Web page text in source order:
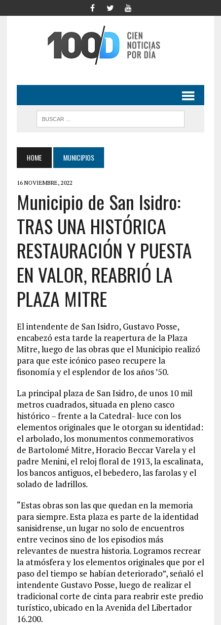
HOME MUNICIPIOS
16 NOVIEMBRE, 2022
Municipio de San Isidro:
TRAS UNA HISTÓRICA
RESTAURACIÓN Y PUESTA
EN VALOR, REABRIÓ LA
PLAZA MITRE
El intendente de San Isidro, Gustavo Posse,
encabezó esta tarde la reapertura de la Plaza
Mitre, luego de las obras que el Municipio realizó
para que este icónico paseo recupere la
fisonomía y el esplendor de los años ’50.
La principal plaza de San Isidro, de unos 10 mil
metros cuadrados, situada en pleno casco
histórico – frente a la Catedral- luce con los
elementos originales que le otorgan su identidad:
el arbolado, los monumentos conmemorativos
de Bartolomé Mitre, Horacio Beccar Varela y el
padre Menini, el reloj floral de 1913, la escalinata,
los bancos antiguos, el bebedero, las farolas y el
solado de ladrillos.
“Estas obras son las que quedan en la memoria
para siempre. Esta plaza es parte de la identidad
sanisidrense, un lugar no solo de encuentros
entre vecinos sino de los episodios más
relevantes de nuestra historia. Logramos recrear
la atmósfera y los elementos originales que por el
paso del tiempo se habían deteriorado”, señaló el
intendente Gustavo Posse, luego de realizar el
tradicional corte de cinta para reabrir este predio
turístico, ubicado en la Avenida del Libertador
16.200.